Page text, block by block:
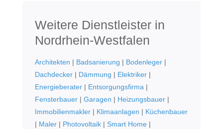
Weitere Dienstleister in
Nordrhein-Westfalen
Architekten | Badsanierung | Bodenleger|
Dachdecker| Dämmung | Elektriker|
Energieberater| Entsorgungsfirma|
Fensterbauer| Garagen | Heizungsbauer|
Immobilienmakler| Klimaanlagen | Küchenbauer
| Maler| Photovoltaik| Smart Home|